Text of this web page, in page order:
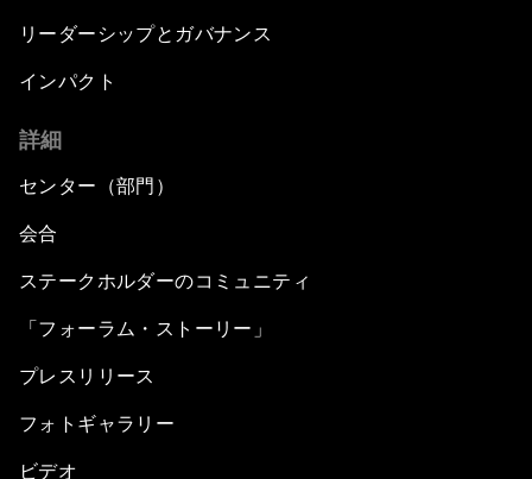
リーダーシップとガバナンス
インパクト
詳細
センター（部門）
会合
ステークホルダーのコミュニティ
「フォーラム・ストーリー」
プレスリリース
フォトギャラリー
ビデオ